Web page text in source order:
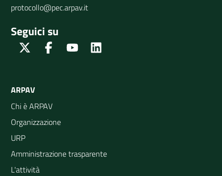
protocollo@pec.arpav.it
Seguici su
Twitter FacebookYoutube
ARPAV
Chi è ARPAV
Organizzazione
URP
Amministrazione trasparente
L'attività